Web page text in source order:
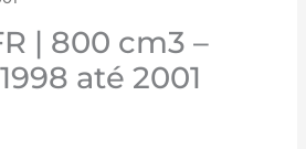
| 800 cm3 –
até 2001